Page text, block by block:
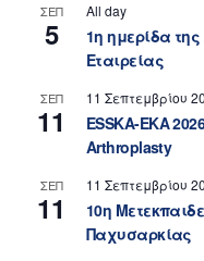
ΣΕΠ
5
All day
1η ημερίδα
Εταιρείας
ΣΕΠ
11
11 Σεπτεμβρίου
ESSKA-EKA
Arthroplasty
ΣΕΠ
11
11 Σεπτεμβρίου
10η
Παχυσαρκίας